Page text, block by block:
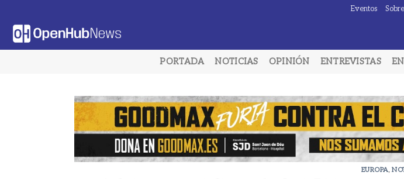
contenido
Eventos
PORTADA NOTICIAS OPINIÓN ENTREVISTAS
EUROPA,